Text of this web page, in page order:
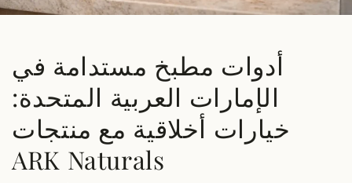
أدوات مطبخ مستدامة في
الإمارات العربية المتحدة:
خيارات أخلاقية مع منتجات
ARK Naturals